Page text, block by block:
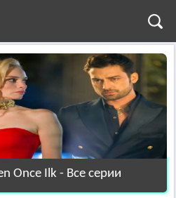
Once Ilk - Все серии